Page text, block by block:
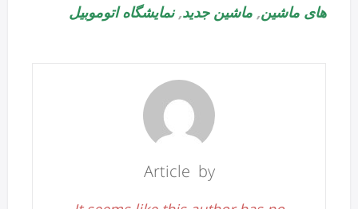
های ماشین, ماشین جدید,نمایشگاه اتوموبیل
Article by